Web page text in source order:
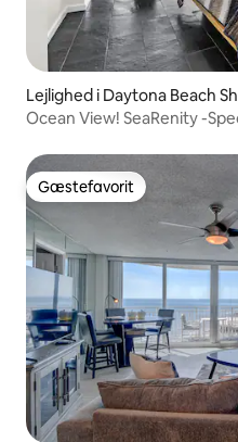
Lejlighed i Daytona Beach
Ocean View! SeaRenity -
Gæstefavorit
Gæstefavorit